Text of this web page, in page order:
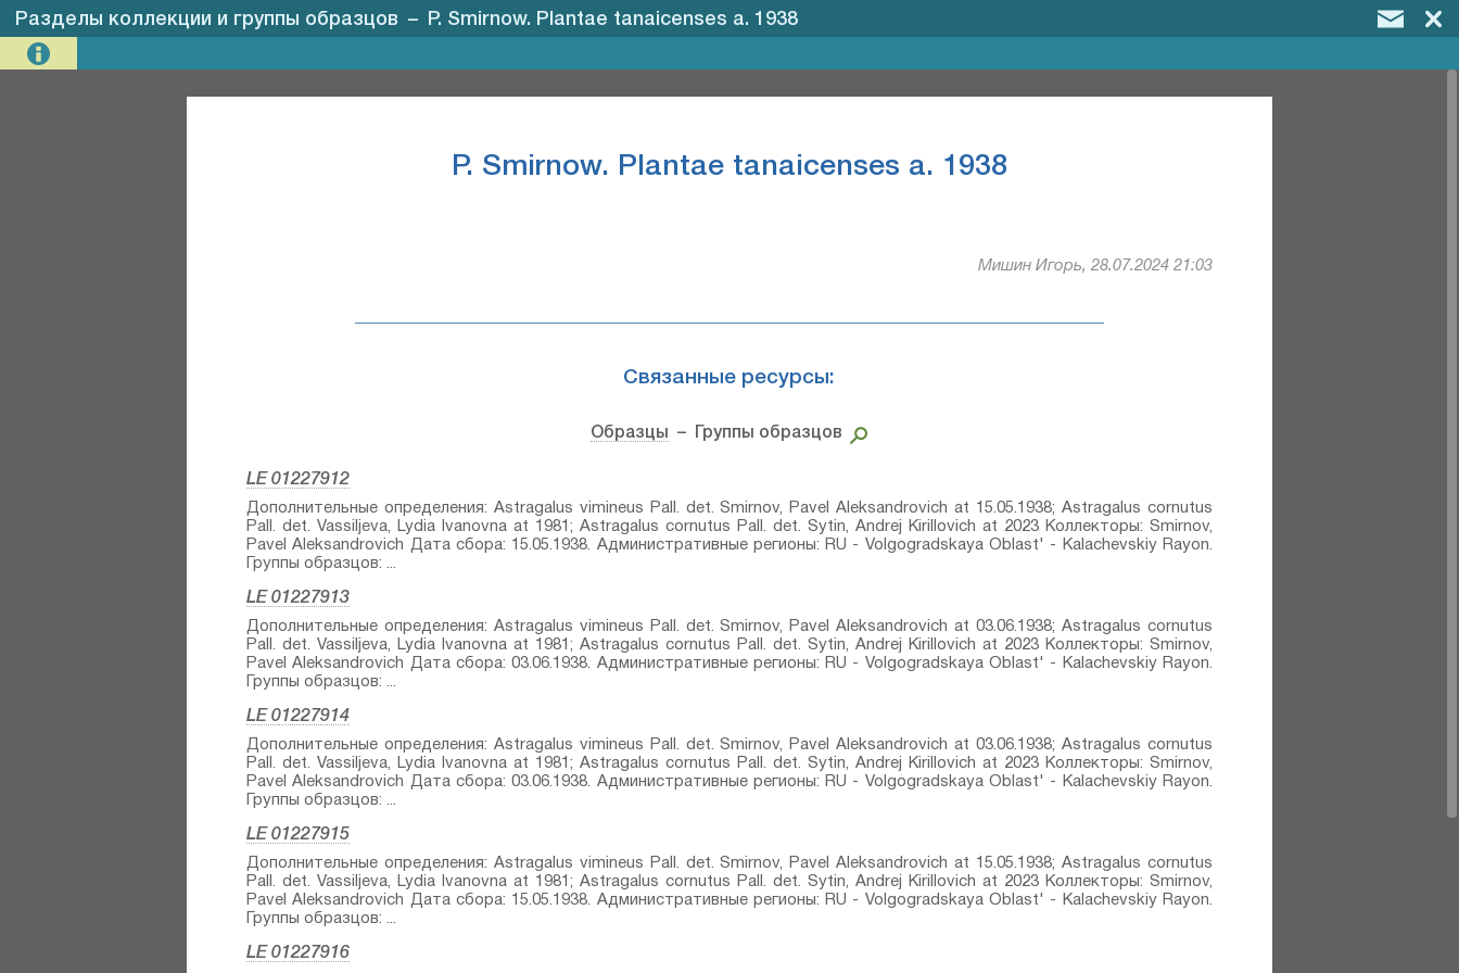
Разделы коллекции и группы образцов – P. Smirnow. Plantae tanaicenses а. 1938
P. Smirnow. Plantae tanaicenses а. 1938
Мишин Игорь, 28.07.2024 21:03
Связанные ресурсы:
Образцы – Группы образцов
LE 01227912
Дополнительные определения: Astragalus vimineus Pall.⁣ det. Smirnov, Pavel Aleksandrovich at 15.05.1938; Astragalus cornutus
Pall.⁣ det. Vassiljeva, Lydia Ivanovna at 1981; Astragalus cornutus Pall.⁣ det. Sytin, Andrej Kirillovich at 2023 Коллекторы: Smirnov,
Pavel Aleksandrovich Дата сбора: 15.05.1938. Административные регионы: RU - Volgogradskaya Oblast' - Kalachevskiy Rayon.
Группы образцов: ...
LE 01227913
Дополнительные определения: Astragalus vimineus Pall.⁣ det. Smirnov, Pavel Aleksandrovich at 03.06.1938; Astragalus cornutus
Pall.⁣ det. Vassiljeva, Lydia Ivanovna at 1981; Astragalus cornutus Pall.⁣ det. Sytin, Andrej Kirillovich at 2023 Коллекторы: Smirnov,
Pavel Aleksandrovich Дата сбора: 03.06.1938. Административные регионы: RU - Volgogradskaya Oblast' - Kalachevskiy Rayon.
Группы образцов: ...
LE 01227914
Дополнительные определения: Astragalus vimineus Pall.⁣ det. Smirnov, Pavel Aleksandrovich at 03.06.1938; Astragalus cornutus
Pall.⁣ det. Vassiljeva, Lydia Ivanovna at 1981; Astragalus cornutus Pall.⁣ det. Sytin, Andrej Kirillovich at 2023 Коллекторы: Smirnov,
Pavel Aleksandrovich Дата сбора: 03.06.1938. Административные регионы: RU - Volgogradskaya Oblast' - Kalachevskiy Rayon.
Группы образцов: ...
LE 01227915
Дополнительные определения: Astragalus vimineus Pall.⁣ det. Smirnov, Pavel Aleksandrovich at 15.05.1938; Astragalus cornutus
Pall.⁣ det. Vassiljeva, Lydia Ivanovna at 1981; Astragalus cornutus Pall.⁣ det. Sytin, Andrej Kirillovich at 2023 Коллекторы: Smirnov,
Pavel Aleksandrovich Дата сбора: 15.05.1938. Административные регионы: RU - Volgogradskaya Oblast' - Kalachevskiy Rayon.
Группы образцов: ...
LE 01227916